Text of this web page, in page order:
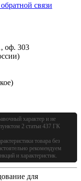
связи
оф. 303
характер и не
2 статьи 437 ГК
товара без
рекомендуем
и характеристик.
для